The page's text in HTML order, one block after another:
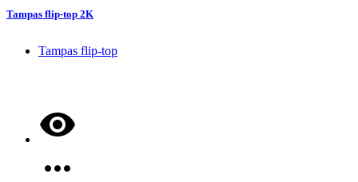
Tampas flip-top 2K
Tampas flip-top